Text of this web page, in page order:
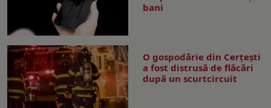
bani
O gospodărie din Cerțești
a fost distrusă de flăcări
după un scurtcircuit